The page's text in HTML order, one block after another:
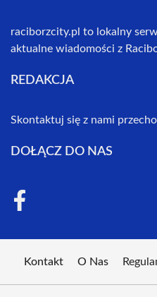
raciborzcity.pl to lokalny
aktualne wiadomości z
REDAKCJA
Skontaktuj się z nami
DOŁĄCZ DO NAS
Kontakt O Nas